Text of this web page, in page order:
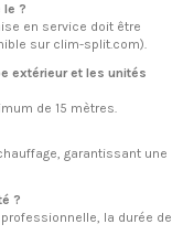
le ?
en service doit être
sur clim-split.com).
extérieur et les unités
de 15 mètres.
garantissant une
?
la durée de